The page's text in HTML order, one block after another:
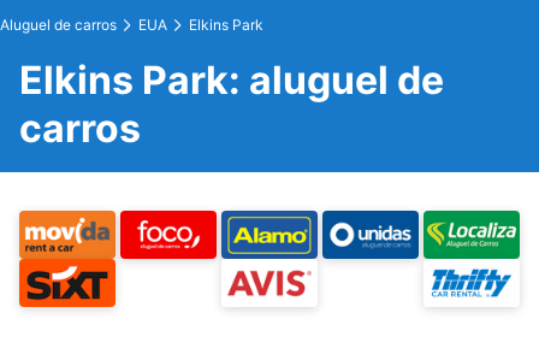
Aluguel de carros EUA Elkins Park
Elkins Park: aluguel de
carros